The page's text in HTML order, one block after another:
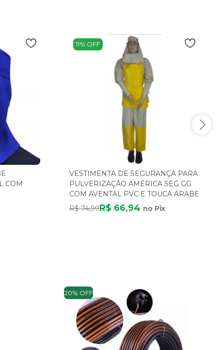
COM
11% OFF
VESTIMENTA DE SEGURANÇA PARA
PULVERIZAÇÃO AMÉRICA SEG GG
COM AVENTAL PVC E TOUCA ÁRABE
R$ 74,99R$ 66,94 no Pix
20% OFF